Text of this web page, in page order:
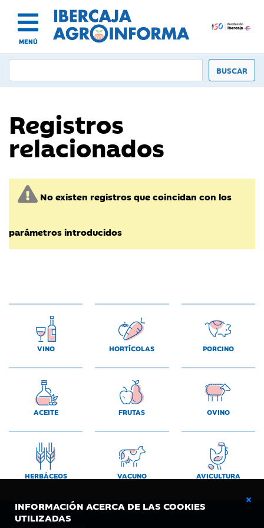
MENÚ
INFORMACIÓN ACERCA DE LAS COOKIES
UTILIZADAS
Registros
relacionados
No existen registros que coincidan con los
parámetros introducidos
VINO HORTÍCOLAS PORCINO
ACEITE FRUTAS OVINO
HERBÁCEOS VACUNO AVICULTURA